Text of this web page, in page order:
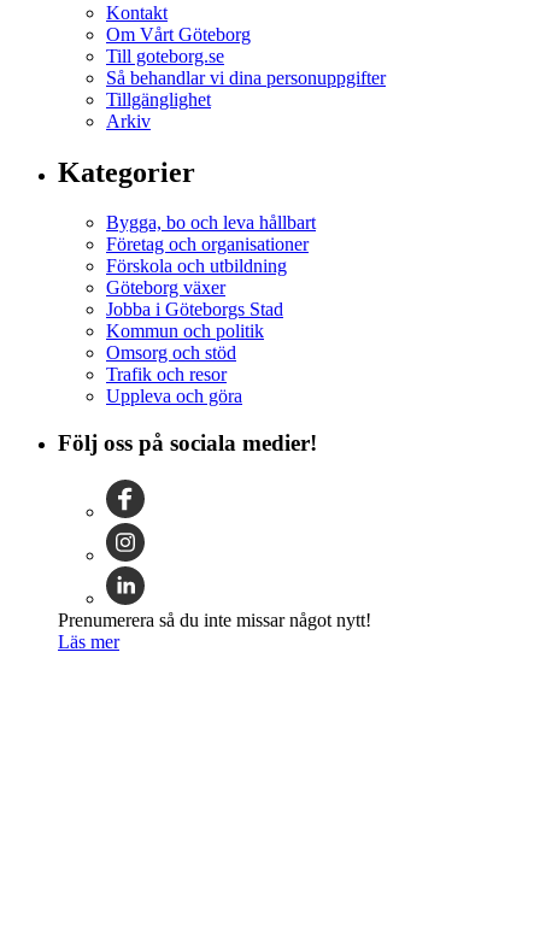
Kontakt
Om Vårt Göteborg
Till goteborg.se
Så behandlar vi dina personuppgifter
Tillgänglighet
Arkiv
Kategorier
Bygga, bo och leva hållbart
Företag och organisationer
Förskola och utbildning
Göteborg växer
Jobba i Göteborgs Stad
Kommun och politik
Omsorg och stöd
Trafik och resor
Uppleva och göra
Följ oss på sociala medier!
Prenumerera så du inte missar något nytt!
Läs mer